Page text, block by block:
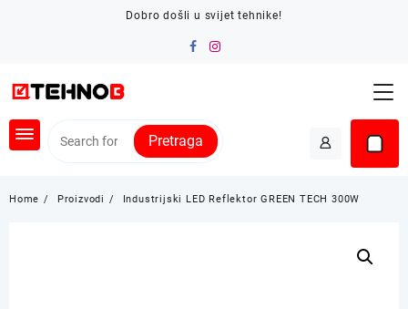
Dobro došli u svijet tehnike!
Pretraga
Home Proizvodi Industrijski LED Reflektor GREEN TECH 300W